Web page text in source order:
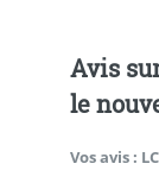
Avis
le
Vos avis :